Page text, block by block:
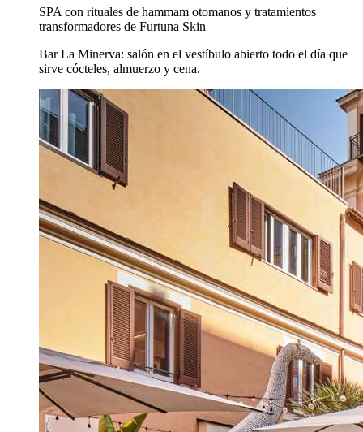
SPA con rituales de hammam otomanos y tratamientos
transformadores de Furtuna Skin
Bar La Minerva: salón en el vestíbulo abierto todo el día que
sirve cócteles, almuerzo y cena.